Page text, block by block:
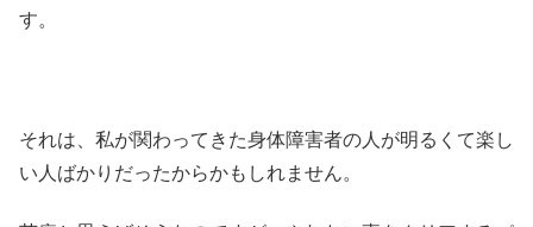
す。
それは、私が関わってきた身体障害者の人が明るくて楽し
い人ばかりだったからかもしれません。